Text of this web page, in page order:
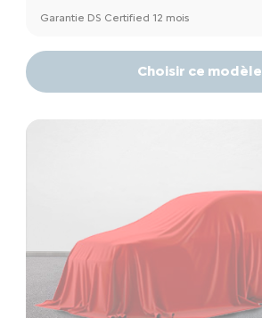
Garantie DS Certified 12 mois
Choisir ce modèle